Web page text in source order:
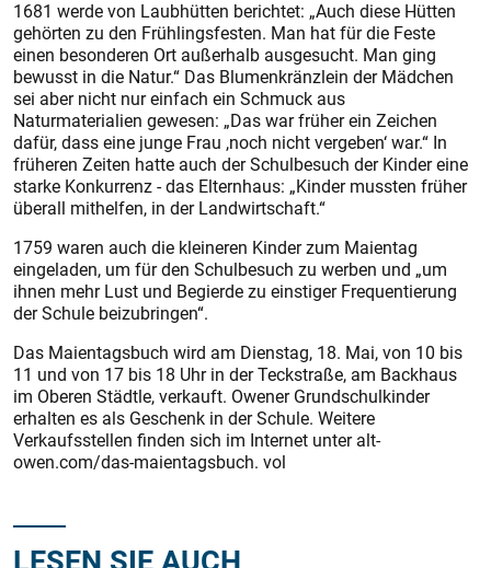
1681 werde von Laubhütten berichtet: „Auch diese Hütten
gehörten zu den Frühlingsfesten. Man hat für die Feste
einen besonderen Ort außerhalb ausgesucht. Man ging
bewusst in die Natur.“ Das Blumenkränzlein der Mädchen
sei aber nicht nur einfach ein Schmuck aus
Naturmaterialien gewesen: „Das war früher ein Zeichen
dafür, dass eine junge Frau ,noch nicht vergeben‘ war.“ In
früheren Zeiten hatte auch der Schulbesuch der Kinder eine
starke Konkurrenz - das Elternhaus: „Kinder mussten früher
überall mithelfen, in der Landwirtschaft.“
1759 waren auch die kleineren Kinder zum Maientag
eingeladen, um für den Schulbesuch zu werben und „um
ihnen mehr Lust und Begierde zu einstiger Frequentierung
der Schule beizubringen“.
Das Maientagsbuch wird am Dienstag, 18. Mai, von 10 bis
11 und von 17 bis 18 Uhr in der Teckstraße, am Backhaus
im Oberen Städtle, verkauft. Owener Grundschulkinder
erhalten es als Geschenk in der Schule. Weitere
Verkaufsstellen finden sich im Internet unter alt-
owen.com/das-maientagsbuch. vol
LESEN SIE AUCH